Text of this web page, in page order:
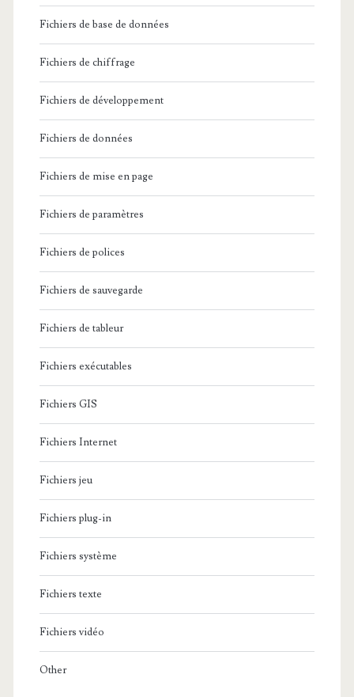
Fichiers de base de données
Fichiers de chiffrage
Fichiers de développement
Fichiers de données
Fichiers de mise en page
Fichiers de paramètres
Fichiers de polices
Fichiers de sauvegarde
Fichiers de tableur
Fichiers exécutables
Fichiers GIS
Fichiers Internet
Fichiers jeu
Fichiers plug-in
Fichiers système
Fichiers texte
Fichiers vidéo
Other